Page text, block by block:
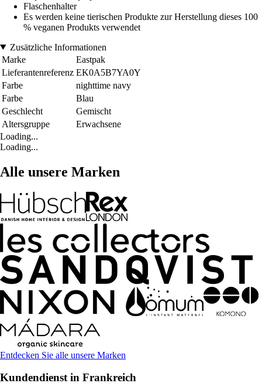
Flaschenhalter
Es werden keine tierischen Produkte zur Herstellung dieses 100
% veganen Produkts verwendet
Zusätzliche Informationen
Marke
Eastpak
Lieferantenreferenz EK0A5B7YA0Y
Farbe
nighttime navy
Farbe
Blau
Geschlecht
Gemischt
Altersgruppe
Erwachsene
Loading...
Loading...
Alle unsere Marken
Entdecken Sie alle unsere Marken
Kundendienst in Frankreich